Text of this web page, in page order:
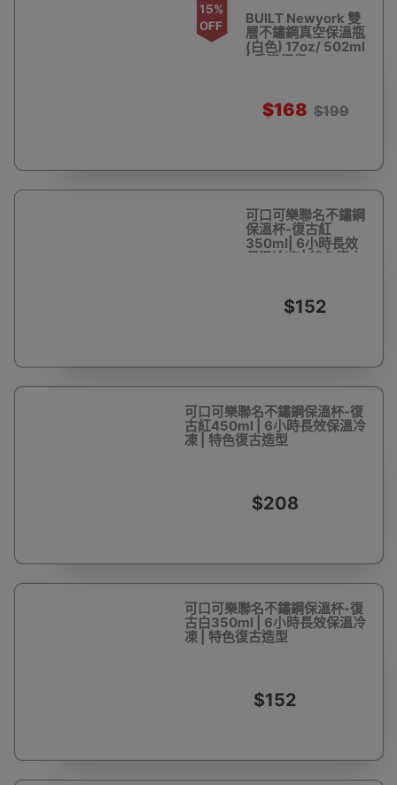
15%
OFF
BUILT Newyork 雙
層不鏽鋼真空保溫瓶
(白色) 17oz/ 502ml
| 香港行貨
$168 $199
可口可樂聯名不鏽鋼
保溫杯-復古紅
350ml| 6小時長效
保溫冷凍 | 特色復古
$152
可口可樂聯名不鏽鋼保溫杯-復
古紅450ml | 6小時長效保溫冷
凍 | 特色復古造型
$208
可口可樂聯名不鏽鋼保溫杯-復
古白350ml | 6小時長效保溫冷
凍 | 特色復古造型
$152